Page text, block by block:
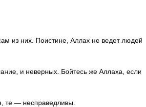
из них. Поистине, Аллах не ведет людей
и неверных. Бойтесь же Аллаха, если
те — несправедливы.